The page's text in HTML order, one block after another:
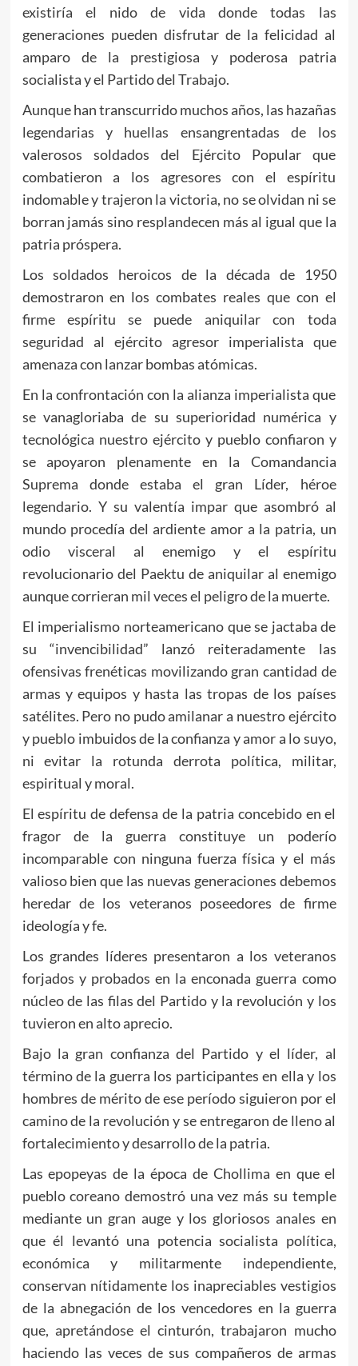
existiría el nido de vida donde todas las
generaciones pueden disfrutar de la felicidad al
amparo de la prestigiosa y poderosa patria
socialista y el Partido del Trabajo.
Aunque han transcurrido muchos años, las hazañas
legendarias y huellas ensangrentadas de los
valerosos soldados del Ejército Popular que
combatieron a los agresores con el espíritu
indomable y trajeron la victoria, no se olvidan ni se
borran jamás sino resplandecen más al igual que la
patria próspera.
Los soldados heroicos de la década de 1950
demostraron en los combates reales que con el
firme espíritu se puede aniquilar con toda
seguridad al ejército agresor imperialista que
amenaza con lanzar bombas atómicas.
En la confrontación con la alianza imperialista que
se vanagloriaba de su superioridad numérica y
tecnológica nuestro ejército y pueblo confiaron y
se apoyaron plenamente en la Comandancia
Suprema donde estaba el gran Líder, héroe
legendario. Y su valentía impar que asombró al
mundo procedía del ardiente amor a la patria, un
odio visceral al enemigo y el espíritu
revolucionario del Paektu de aniquilar al enemigo
aunque corrieran mil veces el peligro de la muerte.
El imperialismo norteamericano que se jactaba de
su “invencibilidad” lanzó reiteradamente las
ofensivas frenéticas movilizando gran cantidad de
armas y equipos y hasta las tropas de los países
satélites. Pero no pudo amilanar a nuestro ejército
y pueblo imbuidos de la confianza y amor a lo suyo,
ni evitar la rotunda derrota política, militar,
espiritual y moral.
El espíritu de defensa de la patria concebido en el
fragor de la guerra constituye un poderío
incomparable con ninguna fuerza física y el más
valioso bien que las nuevas generaciones debemos
heredar de los veteranos poseedores de firme
ideología y fe.
Los grandes líderes presentaron a los veteranos
forjados y probados en la enconada guerra como
núcleo de las filas del Partido y la revolución y los
tuvieron en alto aprecio.
Bajo la gran confianza del Partido y el líder, al
término de la guerra los participantes en ella y los
hombres de mérito de ese período siguieron por el
camino de la revolución y se entregaron de lleno al
fortalecimiento y desarrollo de la patria.
Las epopeyas de la época de Chollima en que el
pueblo coreano demostró una vez más su temple
mediante un gran auge y los gloriosos anales en
que él levantó una potencia socialista política,
económica y militarmente independiente,
conservan nítidamente los inapreciables vestigios
de la abnegación de los vencedores en la guerra
que, apretándose el cinturón, trabajaron mucho
haciendo las veces de sus compañeros de armas